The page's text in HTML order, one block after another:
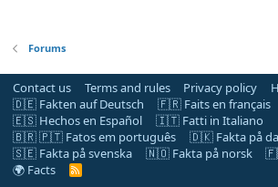
Forums
Contact us Terms and rules Privacy policy
🇩🇪 Fakten auf Deutsch
🇫🇷 Faits en français
🇪🇸 Hechos en Español
🇮🇹 Fatti in Italiano
🇧🇷 🇵🇹 Fatos em português
🇩🇰 Fakta på
🇸🇪 Fakta på svenska
🇳🇴 Fakta på norsk
🌍 Facts
R